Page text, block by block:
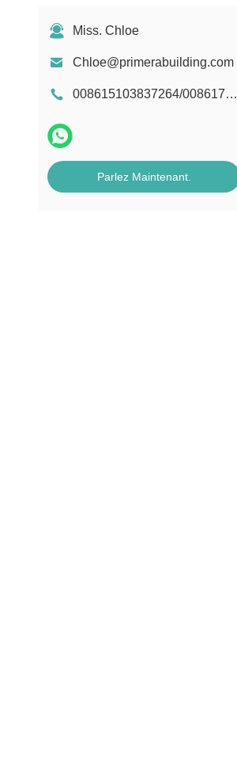
Miss. Chloe
Chloe@primerabuilding.com
008615103837264/008617818909251
Parlez Maintenant.